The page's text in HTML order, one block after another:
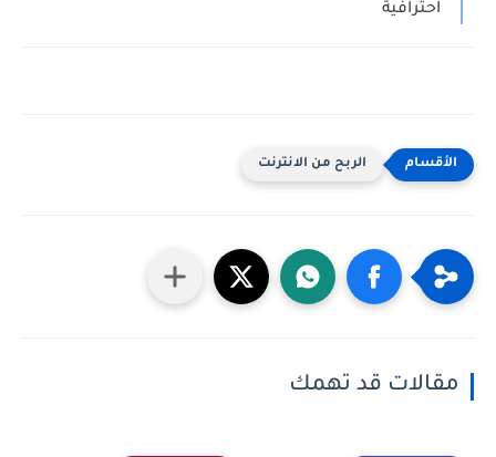
احترافية
الربح من الانترنت
مقالات قد تهمك